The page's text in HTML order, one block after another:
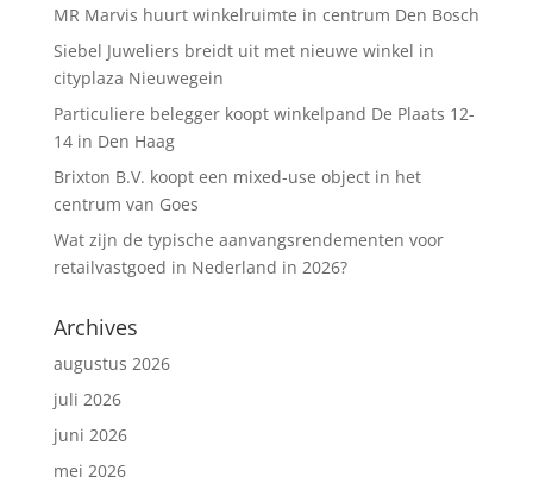
MR Marvis huurt winkelruimte in centrum Den Bosch
Siebel Juweliers breidt uit met nieuwe winkel in
cityplaza Nieuwegein
Particuliere belegger koopt winkelpand De Plaats 12-
14 in Den Haag
Brixton B.V. koopt een mixed-use object in het
centrum van Goes
Wat zijn de typische aanvangsrendementen voor
retailvastgoed in Nederland in 2026?
Archives
augustus 2026
juli 2026
juni 2026
mei 2026